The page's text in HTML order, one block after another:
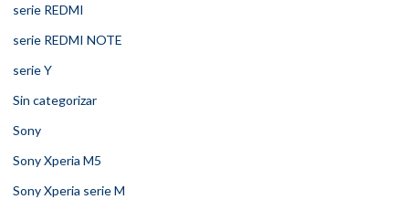
serie REDMI
serie REDMI NOTE
serie Y
Sin categorizar
Sony
Sony Xperia M5
Sony Xperia serie M